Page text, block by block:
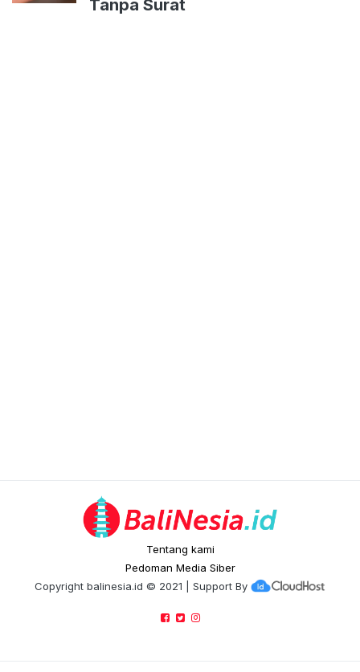
Tanpa Surat
Tentang kami
Pedoman Media Siber
Copyright balinesia.id © 2021 | Support By